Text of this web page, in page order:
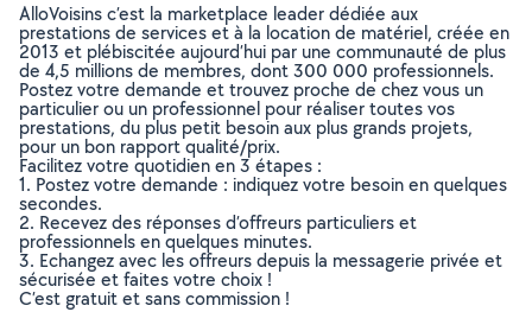
AlloVoisins c’est la marketplace leader dédiée aux
prestations de services et à la location de matériel, créée en
2013 et plébiscitée aujourd’hui par une communauté de plus
de 4,5 millions de membres, dont 300 000 professionnels.
Postez votre demande et trouvez proche de chez vous un
particulier ou un professionnel pour réaliser toutes vos
prestations, du plus petit besoin aux plus grands projets,
pour un bon rapport qualité/prix.
Facilitez votre quotidien en 3 étapes :
1. Postez votre demande : indiquez votre besoin en quelques
secondes.
2. Recevez des réponses d’offreurs particuliers et
professionnels en quelques minutes.
3. Echangez avec les offreurs depuis la messagerie privée et
sécurisée et faites votre choix !
C’est gratuit et sans commission !